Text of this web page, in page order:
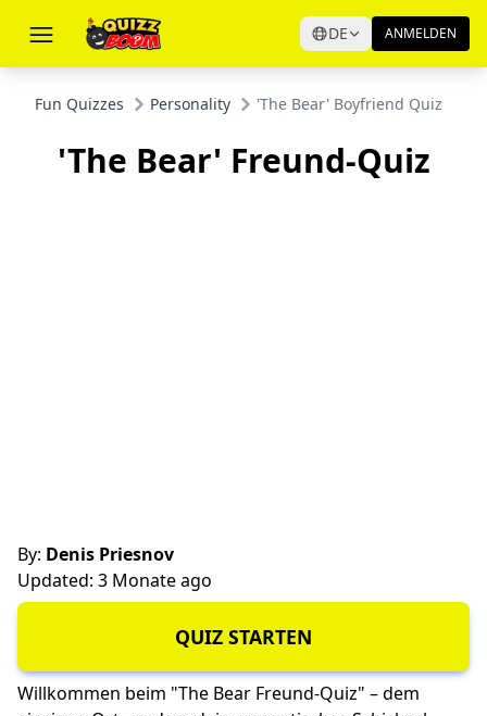
DE ANMELDEN
Fun Quizzes Personality 'The Bear' Boyfriend Quiz
'The Bear' Freund-Quiz
By: Denis Priesnov
Updated: 3 Monate ago
QUIZ STARTEN
Willkommen beim "The Bear Freund-Quiz" – dem